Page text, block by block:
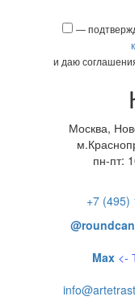
—
и даю
Москва,
пн-пт:
+7 (495)
Max <-